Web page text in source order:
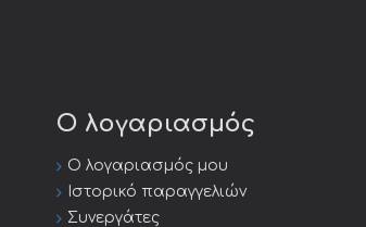
Ο λογαριασμός
Ο λογαριασμός μου
Ιστορικό παραγγελιών
Συνεργάτες